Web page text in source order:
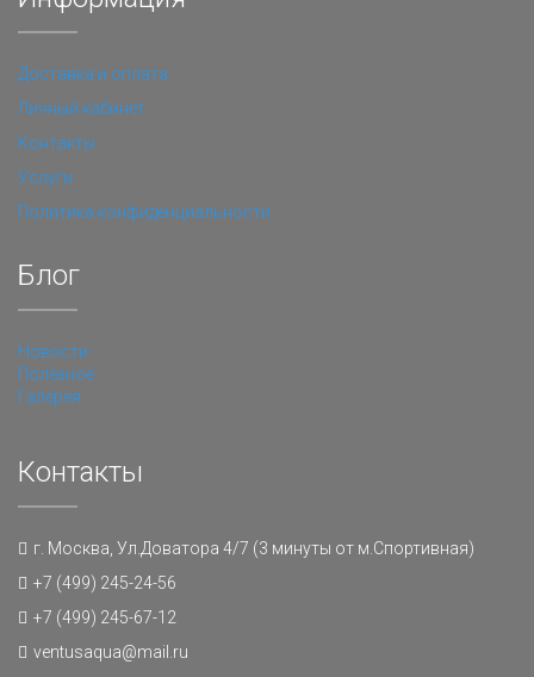
Доставка и оплата
Личный кабинет
Контакты
Услуги
Политика конфиденциальности
Блог
Новости
Полезное
Галерея
Контакты
г. Москва, Ул.Доватора 4/7 (3 минуты от м.Спортивная)
+7 (499) 245-24-56
+7 (499) 245-67-12
ventusaqua@mail.ru